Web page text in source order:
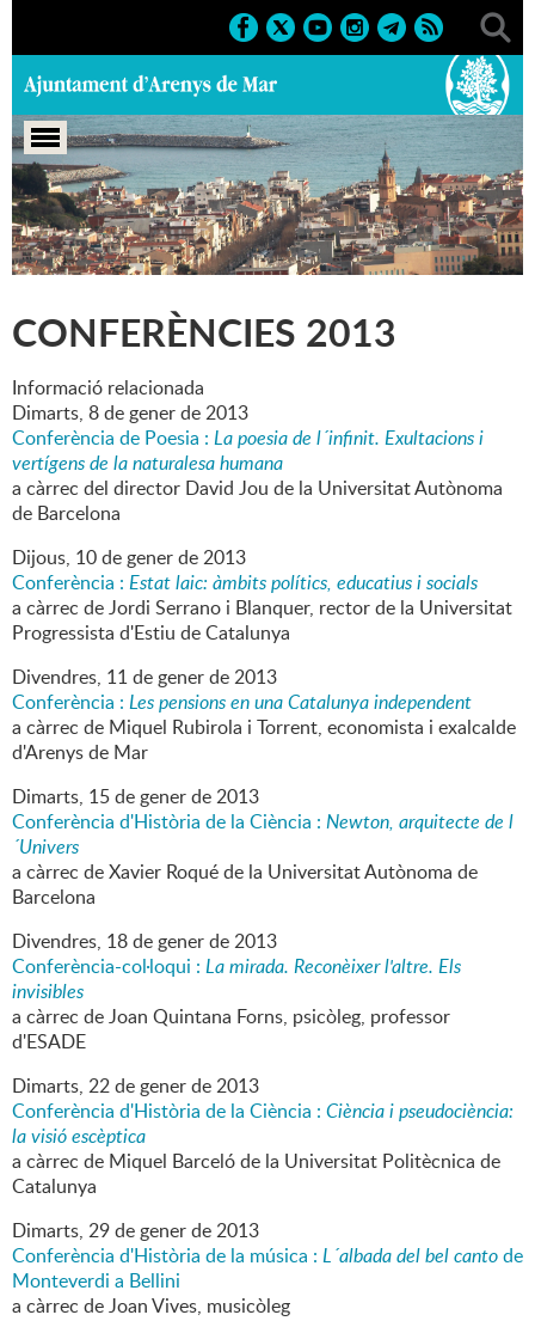
Portada > Marcs > 2013 > Culturals > Conferències 2013
CONFERÈNCIES 2013
Informació relacionada
Dimarts, 8de generde2013
Conferència de Poesia : La poesia de l´infinit. Exultacions i
vertígens de la naturalesa humana
a càrrec del director David Jou de la Universitat Autònoma
de Barcelona
Dijous, 10de generde2013
Conferència : Estat laic: àmbits polítics, educatius i socials
a càrrec de Jordi Serrano i Blanquer, rector de la Universitat
Progressista d'Estiu de Catalunya
Divendres, 11de generde2013
Conferència : Les pensions en una Catalunya independent
a càrrec de Miquel Rubirola i Torrent, economista i exalcalde
d'Arenys de Mar
Dimarts, 15de generde2013
Conferència d'Història de la Ciència : Newton, arquitecte de l
´Univers
a càrrec de Xavier Roqué de la Universitat Autònoma de
Barcelona
Divendres, 18de generde2013
Conferència-col·loqui : La mirada. Reconèixer l'altre. Els
invisibles
a càrrec de Joan Quintana Forns, psicòleg, professor
d'ESADE
Dimarts, 22de generde2013
Conferència d'Història de la Ciència : Ciència i pseudociència:
la visió escèptica
a càrrec de Miquel Barceló de la Universitat Politècnica de
Catalunya
Dimarts, 29de generde2013
Conferència d'Història de la música : L´albada del bel cantode
Monteverdi a Bellini
a càrrec de Joan Vives, musicòleg